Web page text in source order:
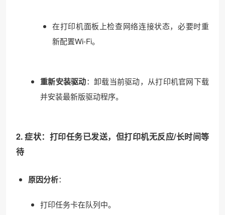
在打印机面板上检查网络连接状态，必要时重
新配置Wi-Fi。
重新安装驱动：卸载当前驱动，从打印机官网下载
并安装最新版驱动程序。
2. 症状：打印任务已发送，但打印机无反应/长时间等
待
原因分析：
打印任务卡在队列中。